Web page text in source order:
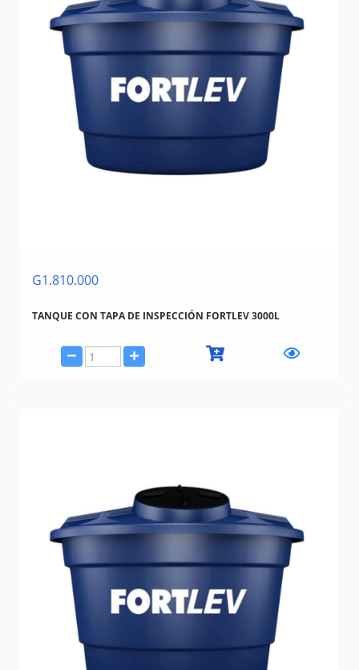
G1.810.000
TANQUE CON TAPA DE INSPECCIÓN FORTLEV 3000L